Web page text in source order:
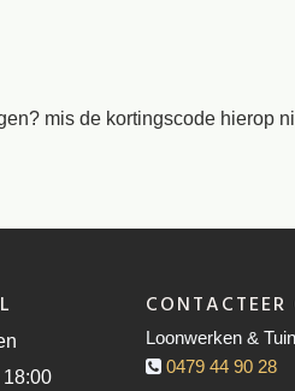
mis de kortingscode hierop
18:00
CONTACTEER
Loonwerken &
0479 44 90 28